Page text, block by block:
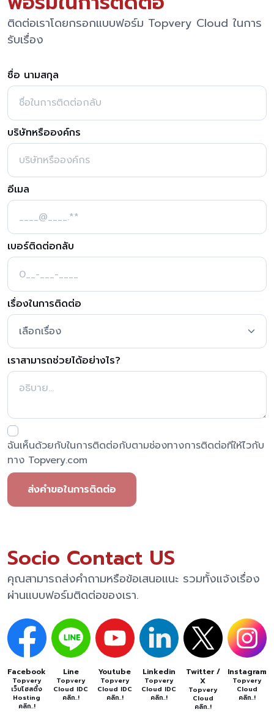
ติดต่อเราโดยกรอกแบบฟอร์ม Topvery Cloud ในการ
รับเรื่อง
ชื่อ นามสกุล
บริษัทหรือองค์กร
อีเมล
เบอร์ติดต่อกลับ
เรื่องในการติดต่อ
เราสามารถช่วยได้อย่างไร?
ฉันเห็นด้วยกับในการติดต่อกับตามช่องทางการติดต่อทีให้ไวกับ
ทาง Topvery.com
ส่งคำขอในการติดต่อ
Socio Contact US
คุณสามารถส่งคำถามหรือข้อเสนอแนะ รวมทั้งแจ้งเรื่อง
ผ่านแบบฟอร์มติดต่อของเรา.
Facebook
Topvery
เว็บโฮสติ้ง
Hosting
คลิก..!
Line
Topvery
Cloud IDC
คลิก..!
Youtube
Topvery
Cloud IDC
คลิก..!
Linkedin
Topvery
Cloud IDC
คลิก..!
Twitter /
X
Topvery
Cloud
คลิก..!
Instagram
Topvery
Cloud
คลิก..!